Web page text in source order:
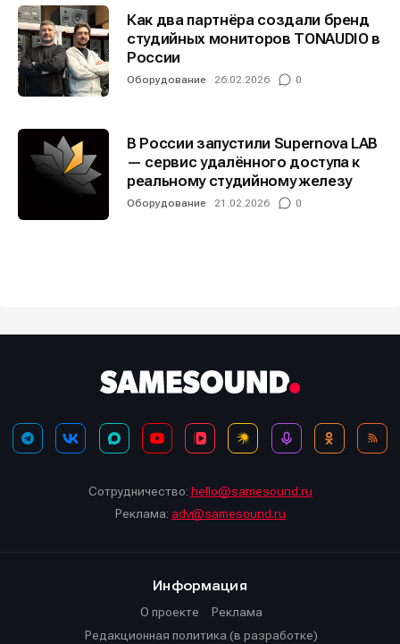
Как два партнёра создали бренд
студийных мониторов TONAUDIO в
России
Оборудование 26.02.2026 0
В России запустили Supernova LAB
— сервис удалённого доступа к
реальному студийному железу
Оборудование 21.02.2026 0
Сотрудничество: hello@samesound.ru
Реклама: adv@samesound.ru
Информация
О проекте
Реклама
Редакционная политика (в разработке)